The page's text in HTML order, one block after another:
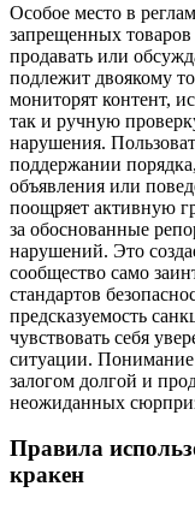
Особое место в
запрещенных товаров
продавать или
подлежит двоякому
мониторят контент,
так и ручную
нарушения.
поддержании
объявления или
поощряет активную
за обоснованные
нарушений. Это
сообщество само
стандартов
предсказуемость
чувствовать себя
ситуации. Понимание
залогом долгой и
неожиданных
Правила
кракен